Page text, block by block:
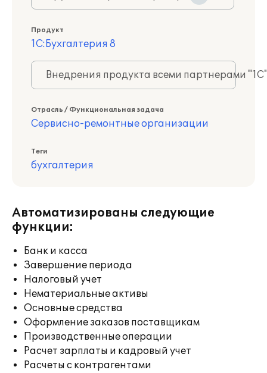
Продукт
1С:Бухгалтерия 8
Внедрения продукта всеми партнерами
Отрасль / Функциональная задача
Сервисно-ремонтные организации
Теги
бухгалтерия
Автоматизированы следующие
функции:
Банк и касса
Завершение периода
Налоговый учет
Нематериальные активы
Основные средства
Оформление заказов поставщикам
Производственные операции
Расчет зарплаты и кадровый учет
Расчеты с контрагентами